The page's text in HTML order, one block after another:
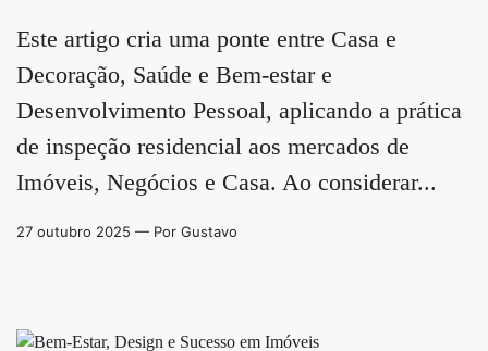
Este artigo cria uma ponte entre Casa e
Decoração, Saúde e Bem-estar e
Desenvolvimento Pessoal, aplicando a prática
de inspeção residencial aos mercados de
Imóveis, Negócios e Casa. Ao considerar...
27 outubro 2025 — Por Gustavo